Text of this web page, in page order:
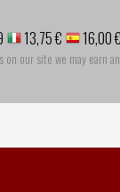
13,75 € 16,00
our site we may earn an